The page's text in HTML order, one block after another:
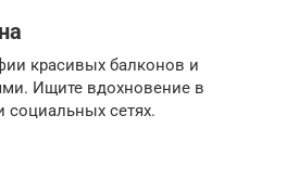
красивых балконов и
Ищите вдохновение в
социальных сетях.